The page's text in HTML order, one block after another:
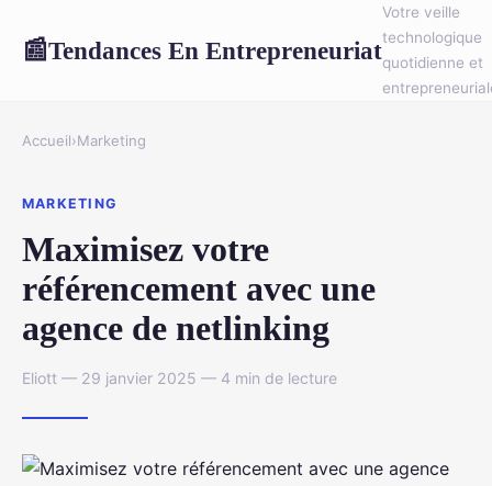
📰Tendances En Entrepreneuriat
Votre veille
technologique
quotidienne et
Accueil›Marketing
MARKETING
Maximisez votre
référencement avec une
agence de netlinking
Eliott — 29 janvier 2025 — 4 min de lecture